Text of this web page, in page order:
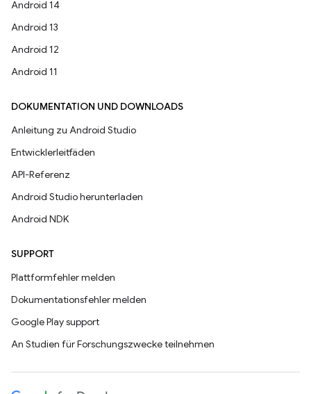
Android 14
Android 13
Android 12
Android 11
DOKUMENTATION UND DOWNLOADS
Anleitung zu Android Studio
Entwicklerleitfäden
API-Referenz
Android Studio herunterladen
Android NDK
SUPPORT
Plattformfehler melden
Dokumentationsfehler melden
Google Play support
An Studien für Forschungszwecke teilnehmen